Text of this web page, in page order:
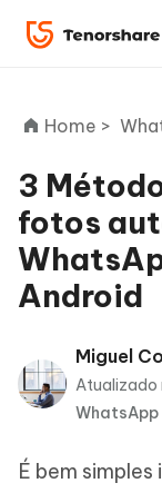
ReiBoot
for iOS
PDNob
PDF
Editor
Home >
3
fotos
Android
Miguel
WhatsApp
É bem